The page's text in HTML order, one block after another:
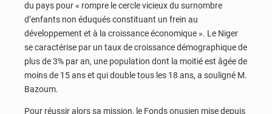
du pays pour « rompre le cercle vicieux du surnombre
d’enfants non éduqués constituant un frein au
développement et à la croissance économique ». Le Niger
se caractérise par un taux de croissance démographique de
plus de 3% par an, une population dont la moitié est âgée de
moins de 15 ans et qui double tous les 18 ans, a souligné M.
Bazoum.
Pour réussir alors sa mission, le Fonds onusien mise depuis